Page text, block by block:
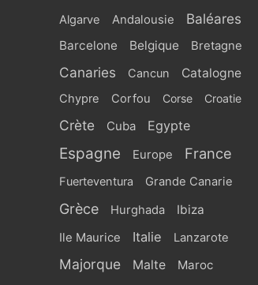
Algarve Andalousie Baléares
Barcelone Belgique Bretagne
Canaries Cancun Catalogne
Chypre Corfou Corse Croatie
Crète Cuba Egypte
Espagne Europe France
Fuerteventura Grande Canarie
Grèce Hurghada Ibiza
Ile Maurice Italie Lanzarote
Majorque Malte Maroc